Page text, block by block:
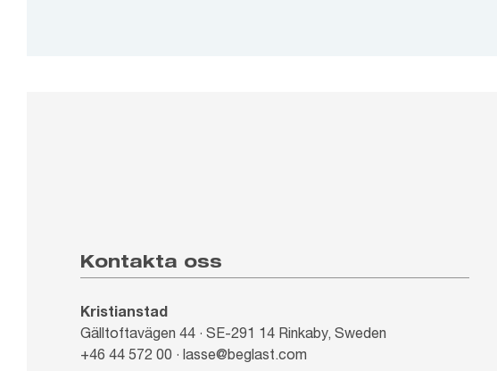
Kontakta oss
Kristianstad
Gälltoftavägen 44 · SE-291 14 Rinkaby, Sweden
+46 44 572 00 · lasse@beglast.com